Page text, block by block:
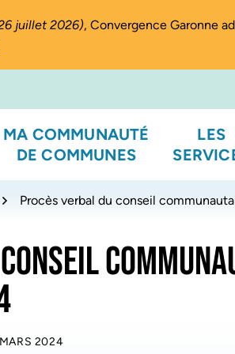
juillet 2026), Convergence Garonne
MA COMMUNAUTÉ
DE COMMUNES
LES
Procès verbal du conseil
2024